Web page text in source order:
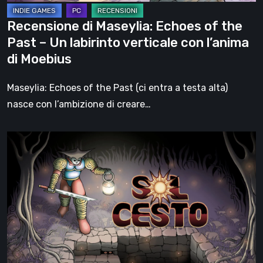
labirinto
verticale
con
l’anima
di
Recensione di Maseylia: Echoes of the
Past – Un labirinto verticale con l’anima
di Moebius
Maseylia: Echoes of the Past (ci entra a testa alta)
nasce con l’ambizione di creare…
Cesto
Recensione:
la
1.0
del
roguelite